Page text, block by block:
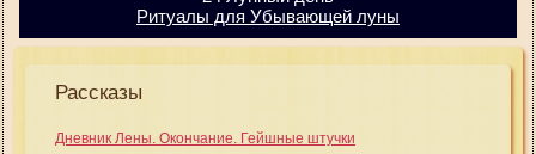
Ритуалы для Убывающей луны
Рассказы
Дневник Лены. Окончание. Гейшные штучки